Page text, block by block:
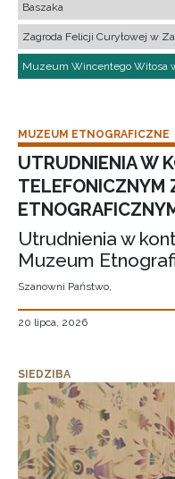
Baszaka
Zagroda Felicji Curyłowej w
Muzeum Wincentego Witosa
MUZEUM ETNOGRAFICZNE
UTRUDNIENIA W
TELEFONICZNYM
Utrudnienia w
Muzeum
Szanowni Państwo,
20 lipca, 2026
SIEDZIBA